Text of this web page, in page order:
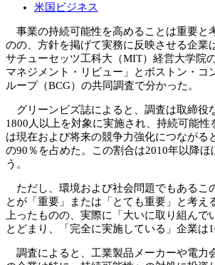
米国ビジネス
事業の持続可能性を高めることは重要と
のの、方針を掲げて実務に反映させる企業
サチューセッツ工科大（MIT）経営大学院
マネジメント・リビュー」とボストン・コ
ループ（BCG）の共同調査で分かった。
グリーンビズ誌によると、調査は取締役
1800人以上を対象に実施され、持続可能性
は現在および将来の競争力強化につながる
の90％を占めた。この割合は2010年以降ほ
う。
ただし、環境および社会問題でもあるこ
とが「重要」または「とても重要」と考え
上ったものの、実際に「大いに取り組んで
とどまり、「完全に実施している」企業は
調査によると、工業製品メーカーや電力